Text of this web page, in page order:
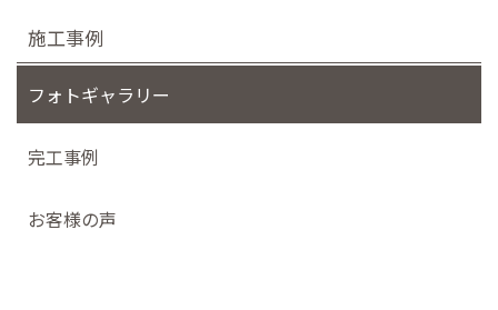
施工事例
フォトギャラリー
完工事例
お客様の声